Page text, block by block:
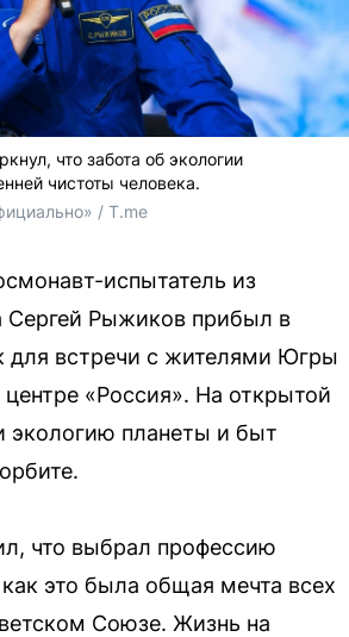
что забота об экологии
чистоты человека.
/ T.me
испытатель из
Сергей Рыжиков прибыл в
для встречи с жителями Югры
«Россия». На открытой
экологию планеты и быт
что выбрал профессию
это была общая мечта всех
Союзе. Жизнь на